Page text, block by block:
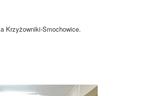
Krzyżowniki-Smochowice.